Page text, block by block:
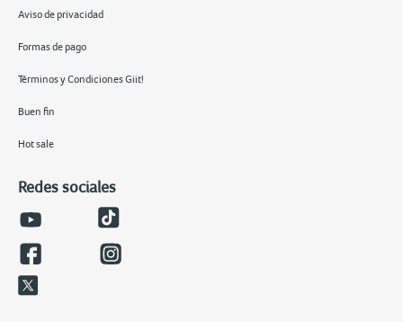
Aviso de privacidad
Formas de pago
Términos y Condiciones Giit!
Buen fin
Hot sale
Redes sociales